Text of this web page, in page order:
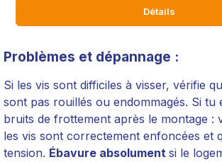
Détails
Problèmes et dépannage :
Si les vis sont difficiles à visser, vérifie
sont pas rouillés ou endommagés. Si tu
bruits de frottement après le montage :
les vis sont correctement enfoncées et
tension. Ébavure absolument si le